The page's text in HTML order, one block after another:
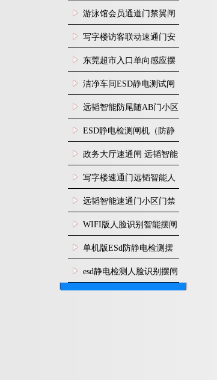
闸机
游泳馆会员通道门禁翼闸
写字楼访客联动速通门安
装
东莞超市入口单向感应摆
闸安装
洁净车间ESD静电测试闸
机
远韬智能防尾随AB门小区
门禁闸机安装
​ESD静电检测闸机（防静
电门禁通道系统）
政务大厅速通闸 远韬智能
防尾随静音速通门
写字楼速通门远韬智能人
脸识别快速通道闸
远韬智能速通门小区门禁
闸机食堂消费摆闸
WIFI版人脸识别智能摆闸
机
单机版ESd防静电检测摆
闸机
esd静电检测人脸识别摆闸
安装